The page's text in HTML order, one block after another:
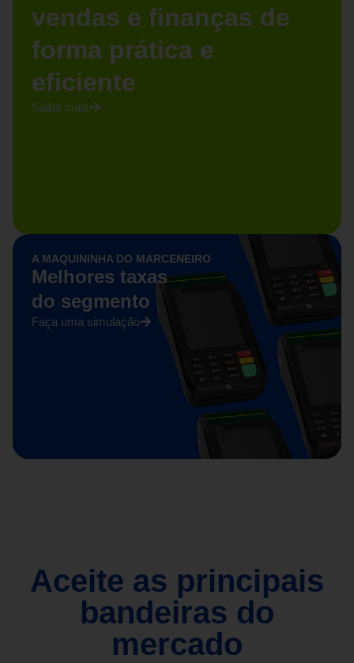
vendas e finanças de
forma prática e
eficiente
Saiba mais
A MAQUININHA DO MARCENEIRO
Melhores taxas
do segmento
Faça uma simulação
Aceite as principais
bandeiras do
mercado